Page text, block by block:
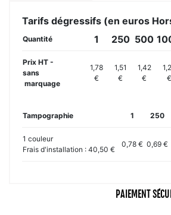
Tarifs dégressifs (en euros
Quantité 1 250 500
Prix HT -
sans
marquage
1,78
€
1,51
€
1,42
€
€
Tampographie 1 250
1 couleur
Frais d'installation : 40,50 €
0,78 € 0,69 €
PAIEMENT